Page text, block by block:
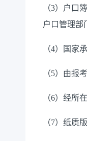
（3）户口
户口管理部
（4）国家
（5）由报
（6）经所
（7）纸质